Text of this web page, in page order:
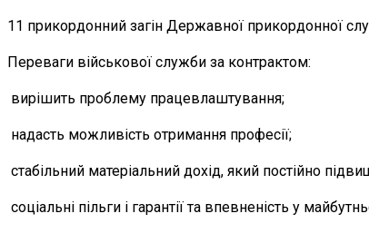
11 прикордонний загін Державної прикордонної
Переваги військової служби за контрактом:
вирішить проблему працевлаштування;
надасть можливість отримання професії;
стабільний матеріальний дохід, який постійно
соціальні пільги і гарантії та впевненість у